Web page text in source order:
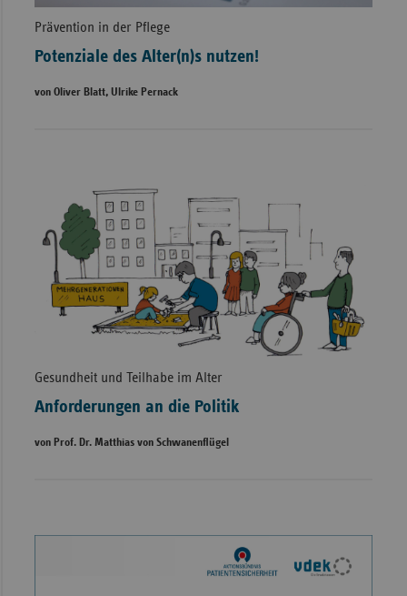
Prävention in der Pflege
Potenziale des Alter(n)s nutzen!
von Oliver Blatt, Ulrike Pernack
Gesundheit und Teilhabe im Alter
Anforderungen an die Politik
von Prof. Dr. Matthias von Schwanenflügel